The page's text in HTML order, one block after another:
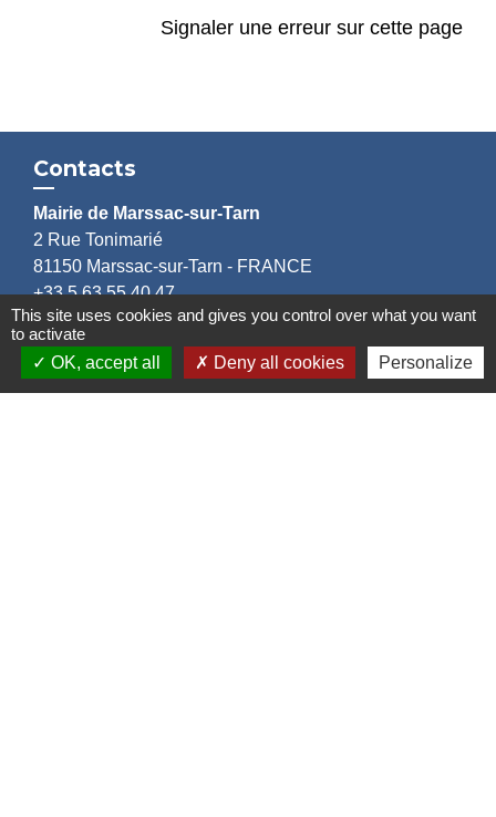
Signaler une erreur sur cette page
Contacts
Mairie de Marssac-sur-Tarn
2 Rue Tonimarié
81150 Marssac-sur-Tarn - FRANCE
+33 5 63 55 40 47
accueil@marssac-sur-tarn.fr
Lien vers les HORAIRES et CONTACTS
de chaque service
This site uses cookies and gives you control over what you want
to activate
OK, accept all
Deny all cookies Personalize